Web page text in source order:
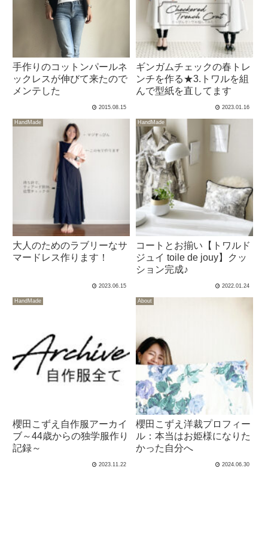
手作りのコットンパールネ
ックレスが伸びて来たので
メンテした
2015.08.15
ギンガムチェックの春トレ
ンチを作る★3.トワルを組
んで型紙を直してます
2023.01.16
HandMade
大人のためのラブリーなサ
マードレス作ります！
2023.06.15
HandMade
コートとお揃い【トワルド
ジュイ toile de jouy】クッ
ション完成♪
2022.01.24
HandMade
櫻田こずえ自作服アーカイ
ブ～44歳からの独学服作り
記録～
2023.11.22
About
櫻田こずえ洋裁プロフィー
ル：本当はお姫様になりた
かった自分へ
2024.06.30